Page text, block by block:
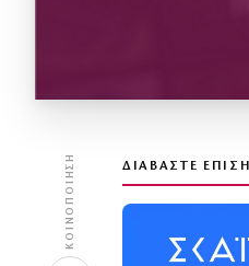
ΚΟΙΝΟΠΟΊΗΣΗ ΔΙΑΒΆΣΤΕ